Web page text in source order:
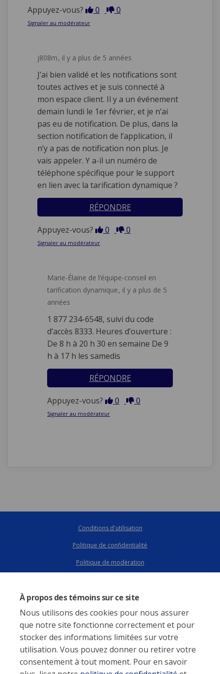
À propos des témoins sur ce site
Nous utilisons des cookies pour nous assurer
que notre site fonctionne correctement et pour
stocker des informations limitées sur votre
utilisation. Vous pouvez donner ou retirer votre
consentement à tout moment. Pour en savoir
Appuyez-vous? En accord
0 En désaccord
0
Signaler au modérateur
j808m il y a plus de 5 années
J’ai bien validé et les notifications sont
toutes actives et je suis connecté à
mon espace client. Il y a un événement
demain lundi le 1er février, et je n’ai
pas eu de notification. De plus, dans la
section notification de l’application, il
n’y a pas de notification non plus. Je
vais appeler. Y a-il un numéro de
téléphone spécifique pour le support
en lien avec la tarification dynamique ?
RÉPONDRE
Appuyez-vous? En accord
0 En désaccord
0
Signaler au modérateur
Marie-Élaine de l’équipe-conseil en
tarification dynamique il y a plus de 5
années
1 877 234-6548, suivi du code
d’accès 8333. Heures d’ouverture :
De 8 h à 20 h 30 en semaine De 9
h à 17 h les samedis
RÉPONDRE
Appuyez-vous? En accord
0 En désaccord
0
Signaler au modérateur
Conditions d'utilisation Politique de confidentialité
Politique de modération Politique sur les témoins
Déclaration d'accessibilité Soutien technique
Conditions d'utilisation
Politique de confidentialité
Politique de modération
Politique sur les témoins
Soutien technique